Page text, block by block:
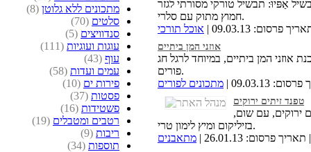
מתכונים ללא גלוטן (8)
סלטים (70)
סנדוויצים (5)
עוגות ועוגיות (111)
עוף (43)
עמים ועדות (58)
פירות ים (10)
פסטות (37)
פשטידות (16)
רטבים ומטבלים (19)
ריבות (9)
תוספות (34)
אַפּיוּ: תבשיל טורקי מסורתי לגזר
חמוץ מתוק עם סלרי.
פרסום: 09.03.13 |
אוכל תורכי
אוזני המן ביתיים
אוזני המן ביתיים, במיוחד לרגל חג
פורים.
09.03.13 |
מתכונים לפורים
טפנד זיתים ירוקים
ירוקים, עם שום,
בזיליקום ומיץ לימון טרי.
פרסום: 26.01.13 |
מתאבנים